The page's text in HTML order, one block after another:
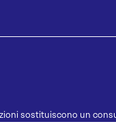
sostituiscono un
per la formulazione di